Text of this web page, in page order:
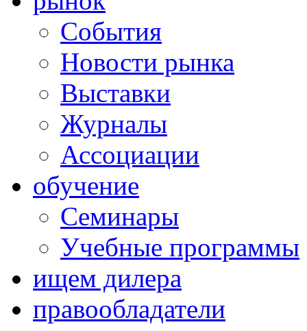
Cобытия
Новости рынка
Выставки
Журналы
Ассоциации
обучение
Семинары
Учебные программы
ищем дилера
правообладатели